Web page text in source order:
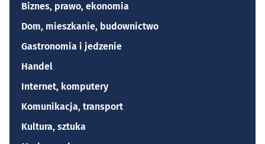
Biznes, prawo, ekonomia
Dom, mieszkanie, budownictwo
Gastronomia i jedzenie
Handel
Internet, komputery
Komunikacja, transport
Kultura, sztuka